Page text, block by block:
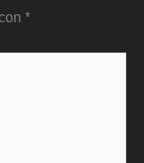
*